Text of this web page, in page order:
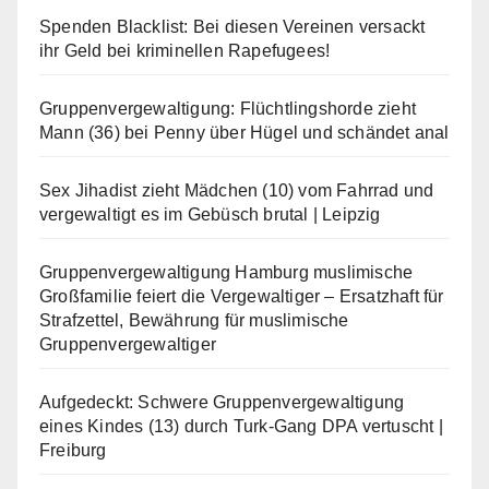
Spenden Blacklist: Bei diesen Vereinen versackt
ihr Geld bei kriminellen Rapefugees!
Gruppenvergewaltigung: Flüchtlingshorde zieht
Mann (36) bei Penny über Hügel und schändet anal
Sex Jihadist zieht Mädchen (10) vom Fahrrad und
vergewaltigt es im Gebüsch brutal | Leipzig
Gruppenvergewaltigung Hamburg muslimische
Großfamilie feiert die Vergewaltiger – Ersatzhaft für
Strafzettel, Bewährung für muslimische
Gruppenvergewaltiger
Aufgedeckt: Schwere Gruppenvergewaltigung
eines Kindes (13) durch Turk-Gang DPA vertuscht |
Freiburg